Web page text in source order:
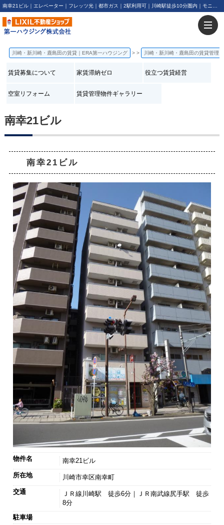
川崎・新川崎・鹿島田の賃貸｜ERA第一ハウジング > 川崎・新川崎・鹿島田の賃貸管理
賃貸募集について 家賃滞納ゼロ 役立つ賃貸経営
空室リフォーム 賃貸管理物件ギャラリー
南幸21ビル
南幸21ビル
物件名
南幸21ビル
所在地
川崎市幸区南幸町
交通
ＪＲ線川崎駅 徒歩6分｜ＪＲ南武線尻手駅 徒歩
8分
駐車場